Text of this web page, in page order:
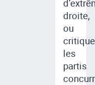
droite,
ou
les
partis